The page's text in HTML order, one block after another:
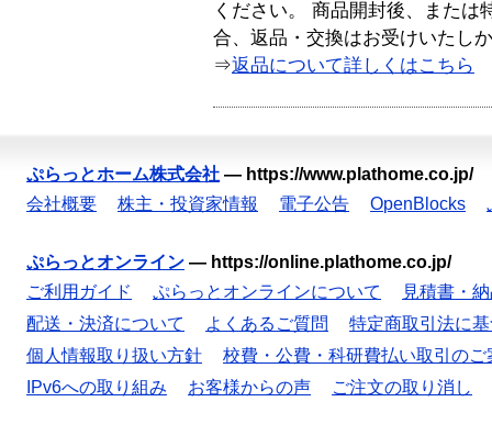
ください。 商品開封後、または
合、返品・交換はお受けいたし
⇒返品について詳しくはこちら
ぷらっとホーム株式会社 — https://www.plathome.co.jp/
会社概要
株主・投資家情報 電子公告 OpenBlocks
ぷらっとオンライン — https://online.plathome.co.jp/
ご利用ガイド
ぷらっとオンラインについて
見積書・
配送・決済について
よくあるご質問
特定商取引法に
個人情報取り扱い方針
校費・公費・科研費払い取引のご
IPv6への取り組み
お客様からの声 ご注文の取り消し